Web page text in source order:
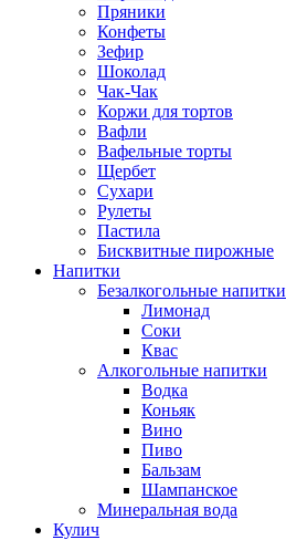
Пряники
Конфеты
Зефир
Шоколад
Чак-Чак
Коржи для тортов
Вафли
Вафельные торты
Щербет
Сухари
Рулеты
Пастила
Бисквитные пирожные
Напитки
Безалкогольные напитки
Лимонад
Соки
Квас
Алкогольные напитки
Водка
Коньяк
Вино
Пиво
Бальзам
Шампанское
Минеральная вода
Кулич